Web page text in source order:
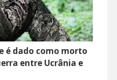
é dado como morto
entre Ucrânia e